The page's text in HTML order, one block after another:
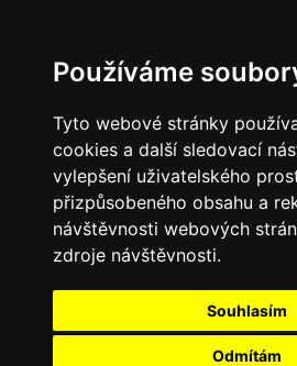
Používáme
Tyto webové stránky
cookies a další sledovací
vylepšení uživatelského
přizpůsobeného obsahu a
návštěvnosti webových
zdroje návštěvnosti.
Souhlasím
Odmítám